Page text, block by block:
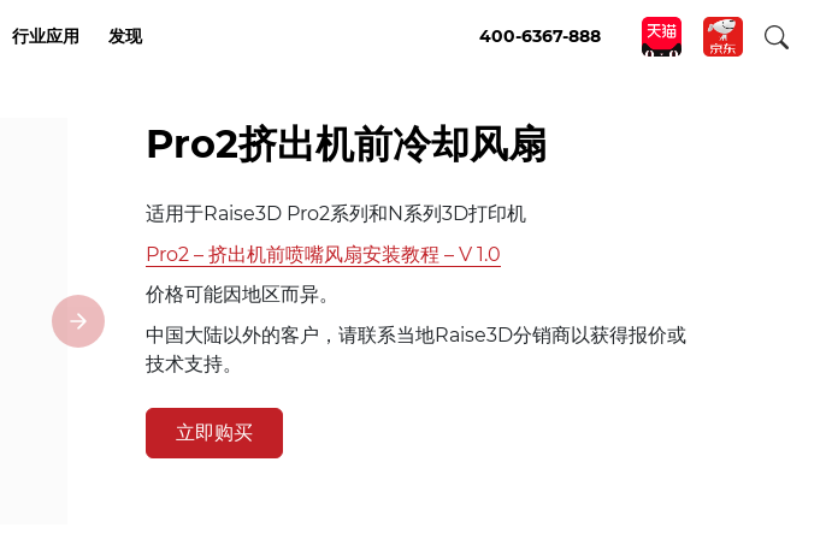
行业应用 发现 400-6367-888
Pro2挤出机前冷却风扇
适用于Raise3D Pro2系列和N系列3D打印机
Pro2 – 挤出机前喷嘴风扇安装教程 – V 1.0
价格可能因地区而异。
中国大陆以外的客户，请联系当地Raise3D分销商以获得报价或
技术支持。
立即购买